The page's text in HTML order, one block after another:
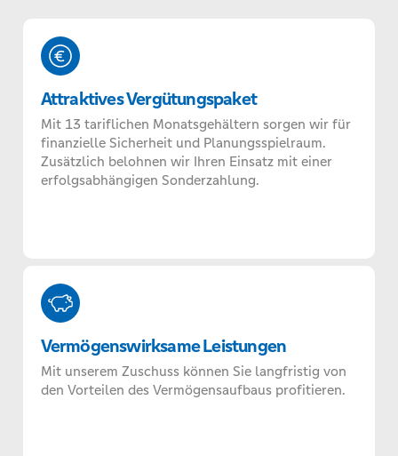
Attraktives Vergütungspaket
Mit 13 tariflichen Monatsgehältern sorgen wir für
finanzielle Sicherheit und Planungsspielraum.
Zusätzlich belohnen wir Ihren Einsatz mit einer
erfolgsabhängigen Sonderzahlung.
Vermögenswirksame Leistungen
Mit unserem Zuschuss können Sie langfristig von
den Vorteilen des Vermögensaufbaus profitieren.